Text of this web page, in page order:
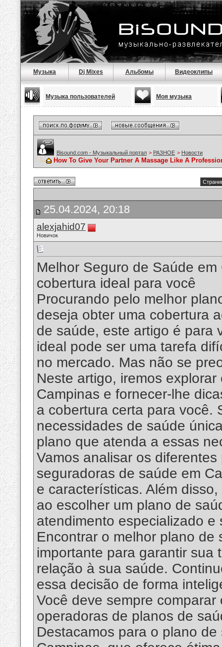
Музыка Dj Mixes Альбомы Видеоклипы
Музыка пользователей Моя музыка
Bisound.com - Музыкальный портал > РАЗНОЕ > Новости
How To Give Your Partner A Massage Like A
25.04.2024, 20:18
alexjahid07
Новичок
Melhor Seguro de Saúde
cobertura ideal para você
Procurando pelo melhor
deseja obter uma cobertura
de saúde, este artigo é para
ideal pode ser uma tarefa
no mercado. Mas não se
Neste artigo, iremos
Campinas e fornecer-lhe
a cobertura certa para você.
necessidades de saúde
plano que atenda a essas
Vamos analisar os
seguradoras de saúde em
e características. Além
ao escolher um plano de
atendimento especializado e
Encontrar o melhor plano de
importante para garantir sua
relação à sua saúde.
essa decisão de forma
Você deve sempre
operadoras de planos de
Destacamos para o plano